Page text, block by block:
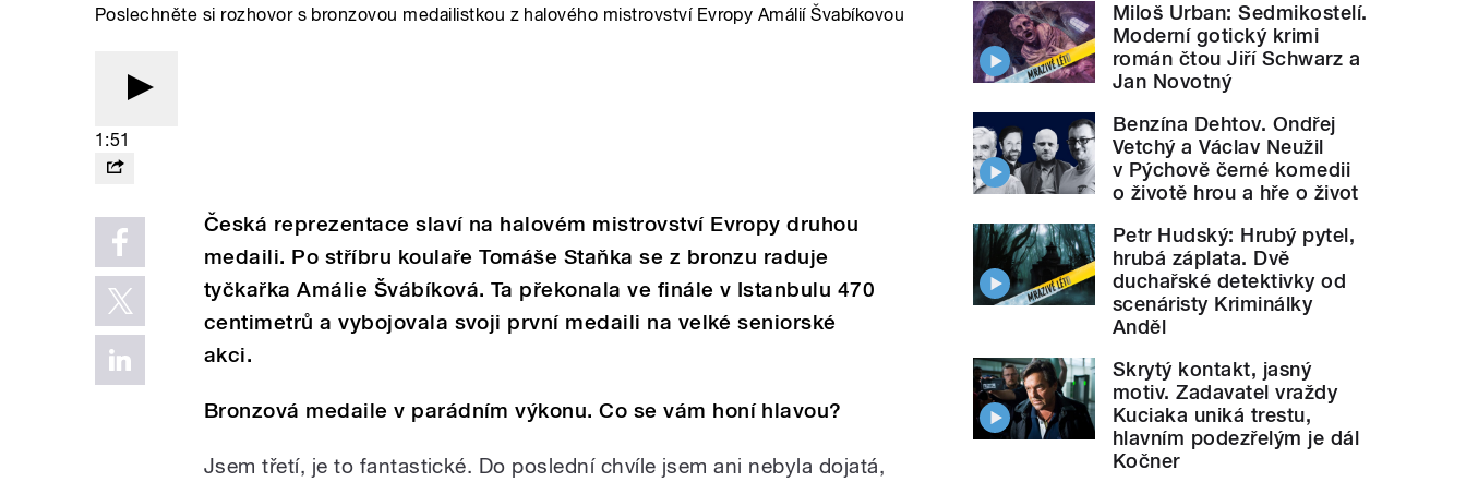
Poslechněte si rozhovor s bronzovou medailistkou z halového mistrovství Evropy Amálií Švabíkovou
1:51
Česká reprezentace slaví na halovém mistrovství Evropy druhou
medaili. Po stříbru koulaře Tomáše Staňka se z bronzu raduje
tyčkařka Amálie Švábíková. Ta překonala ve finále v Istanbulu 470
centimetrů a vybojovala svoji první medaili na velké seniorské
akci.
Bronzová medaile v parádním výkonu. Co se vám honí hlavou?
Jsem třetí, je to fantastické. Do poslední chvíle jsem ani nebyla dojatá,
Miloš Urban: Sedmikostelí.
Moderní gotický krimi
román čtou Jiří Schwarz a
Jan Novotný
Benzína Dehtov. Ondřej
Vetchý a Václav Neužil
v Pýchově černé komedii
o životě hrou a hře o život
Petr Hudský: Hrubý pytel,
hrubá záplata. Dvě
duchařské detektivky od
scenáristy Kriminálky
Anděl
Skrytý kontakt, jasný
motiv. Zadavatel vraždy
Kuciaka uniká trestu,
hlavním podezřelým je dál
Kočner